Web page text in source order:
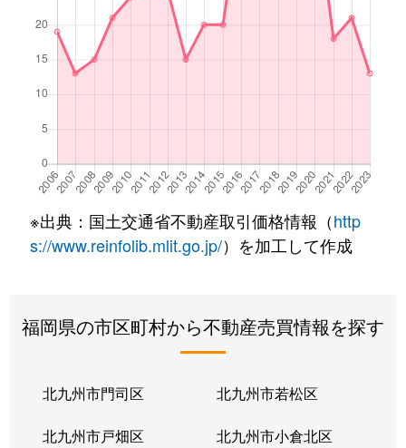
※出典：国土交通省不動産取引価格情報（http
s://www.reinfolib.mlit.go.jp/）を加工して作成
福岡県の市区町村から不動産売買情報を探す
北九州市門司区 北九州市若松区
北九州市戸畑区 北九州市小倉北区